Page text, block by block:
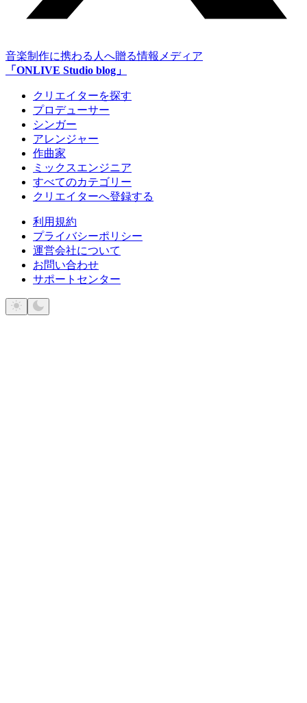
音楽制作に携わる人へ贈る情報メディア
「ONLIVE Studio blog」
クリエイターを探す
プロデューサー
シンガー
アレンジャー
作曲家
ミックスエンジニア
すべてのカテゴリー
クリエイターへ登録する
利用規約
プライバシーポリシー
運営会社について
お問い合わせ
サポートセンター